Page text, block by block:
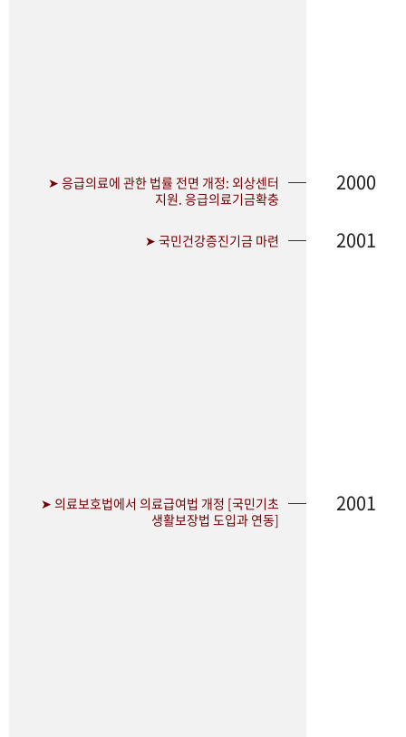
➤ 응급의료에 관한 법률 전면 개정: 외상센터
지원. 응급의료기금확충
2000
➤ 국민건강증진기금 마련 2001
➤ 의료보호법에서 의료급여법 개정 [국민기초
생활보장법 도입과 연동]
2001